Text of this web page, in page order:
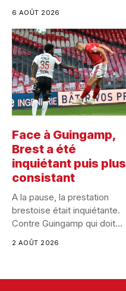
6 AOÛT 2026
Face à Guingamp,
Brest a été
inquiétant puis plus
consistant
A la pause, la prestation
brestoise était inquiétante.
Contre Guingamp qui doit...
2 AOÛT 2026